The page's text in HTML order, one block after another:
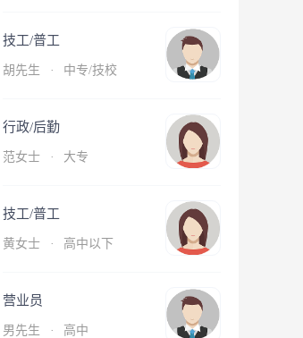
技工/普工
胡先生 · 中专/技校
行政/后勤
范女士 · 大专
技工/普工
黄女士 · 高中以下
营业员
男先生 · 高中